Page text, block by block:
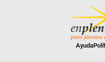
Ayuda